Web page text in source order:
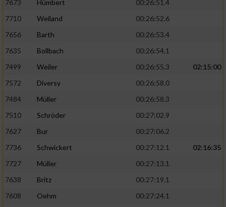
7673 Hümbert
00:26:51.4
7710
Weiland
00:26:52.6
7656
Barth
00:26:53.4
7635
Bollbach
00:26:54.1
7499
Weiler 00:26:55.3
02:15:00
7572
Diversy
00:26:58.0
7484
Müller
00:26:58.3
7510
Schröder
00:27:02.9
7627
Bur
00:27:06.2
7736
Schwickert 00:27:12.1
02:16:35
7727
Müller
00:27:13.1
7638
Britz
00:27:19.1
7608
Oehm
00:27:24.1